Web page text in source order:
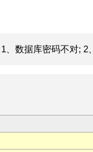
数据库密码不对; 2